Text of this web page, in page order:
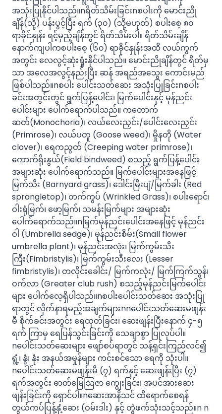
အသုံးပြုနိုင်ပါသည်။nရိတ်သိမ်းခြင်းnစပါးကို မောင်းညို
ချိန်(သို့) ပန်းပွင့်ပြီး ရက် (၃၀) (သို့မဟုတ်) စပါးစေ့ ၈၀
ရာခိုင်နှုန်း ရင့်မှည့်ချိန်တွင် ရိတ်သိမ်းပါ။ ရိတ်သိမ်းချိန်
နောက်ကျပါကစပါးစေ့ (၆၀) ရာခိုင်နှုန်းအထိ လယ်ကွက်
အတွင်း လေလွင့်ဆုံးရှုံးနိုင်ပါသည်။ မောင်းညိုချိန်တွင် ရိတ်မှ
သာ အလေအလွင့်နည်းပြီး ဆန် အရည်အသွေး ကောင်းမည်
ဖြစ်ပါသည်။nစပါး ပေါင်းသတ်ဆေး အသုံးပြုခြင်းnစပါး
ခင်းအတွင်းတွင် ရွက်ပြန့်ပေါင်း၊ မြက်ပေါင်းနှင့် မုန်ညင်း
ပေါင်းများ ပေါက်ရောက်ပါသည်။ ကတောက်
ဆတ်(Monochoria)၊ လယ်လေးညှင်း/ပေါင်းလေးညှင်း
(Primrose)၊ လယ်ပတူ (Goose weed)၊ မှိုနတို (Water
clover)၊ ရေကညွတ် (Creeping water primrose)၊
ကောက်ရိုးနွယ်(Field bindweed) စသည့် ရွက်ပြန့်ပေါင်း
အများဆုံး ပေါက်ရောက်သည်။ မြက်ပေါင်းများအနေဖြင့်
မြက်သီး (Barnyard grass)၊ ဒေါင်းမြီးပျံ/မြက်ခါး (Red
sprangletop)၊ တက်ကွပ် (Wrinkled Grass)၊ စပါးရောင်၊
ဝါးရုံမြက်၊ ဖော့မြက်၊ သမန်းမြက်များ အများဆုံး
ပေါက်ရောက်သည်။nမြက်မုန်ညင်းပေါင်းအနေဖြင့် မုန်ညင်း
ဝါ (Umbrella sedge)၊ မုန်ညင်းစိမ်း(Small flower
umbrella plant)၊ မုန်ညင်းအလုံး၊ မြက်ကွမ်းသီး
ကြီး(Fimbristylis)၊ မြက်ကွမ်းသီးလေး (Lesser
fimbristylis)၊ တလိုင်းခေါင်း/ မြက်ကလုံး/ မြက်ကြက်သွန်၊
ဝက်လာ (Greater club rush) စသည့်မုန်ညင်းမြက်ပေါင်း
များ ပေါက်လေ့ရှိပါသည်။nစပါးပေါင်းသတ်ဆေး အသုံးပြု
ရာတွင် လိုက်နာရမည့်အချက်များnnပေါင်းသတ်ဆေးမဖျန်း
မီ စိုက်ခင်းအတွင်း ရေထုတ်ခြင်း၊ ဆေးဖျန်းပြီးနောက် ၄-၅
ရက် ကြာမှ ရေပြန်သွင်းခြင်းကို သေချာစွာ ပြုလုပ်ပါ။
nပေါင်းသတ်ဆေးများ ဖျော်စပ်ရာတွင် သန့်ရှင်းကြည်လင်၍
ရွံ့၊ နွံ၊ နုံး အနယ်အမှုန်များ ကင်းစင်သော ရေကို သုံးပါ။
nပေါင်းသတ်ဆေးမဖျန်းမီ (၇) ရက်နှင့် ဆေးဖျန်းပြီး (၇)
ရက်အတွင်း ဓာတ်မြေသြဇာ ကျွေးခြင်း၊ အပင်အားဆေး
ဖျန်းခြင်းကို ရှောင်ပါ။nဆေးအာနိသင် ထိရောက်စေရန်
တွယ်ကပ်ပြန့်နှံ့ဆေး (ဝမ်းဒါး) နှင့် တွဲဖက်သုံးသင့်သည်။n n